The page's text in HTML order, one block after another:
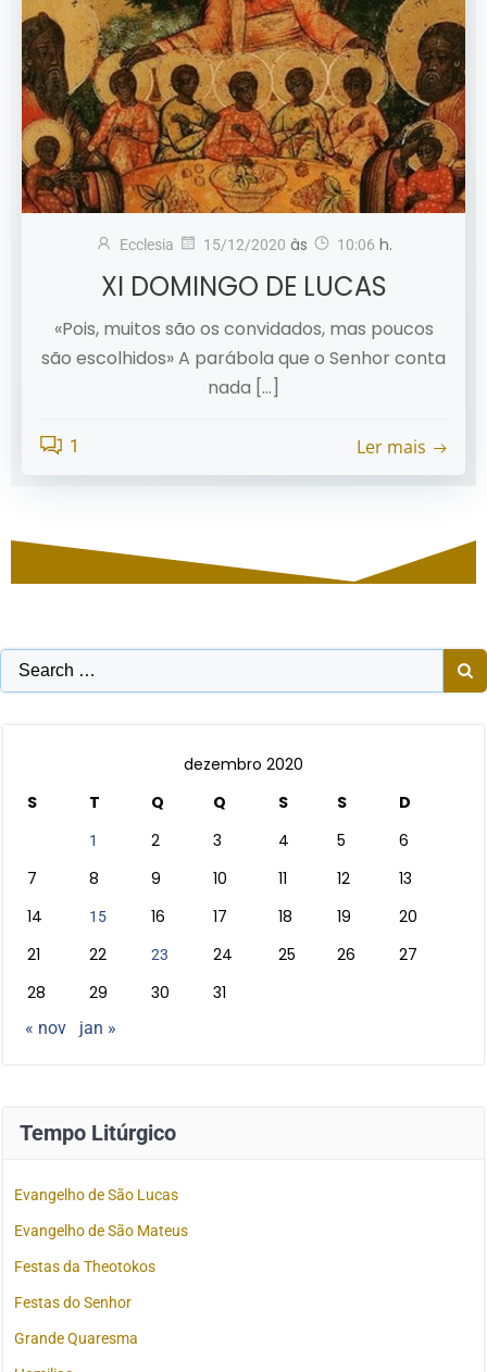
Ecclesia 15/12/2020 às 10:06 h.
XI DOMINGO DE LUCAS
«Pois, muitos são os convidados, mas poucos
são escolhidos» A parábola que o Senhor conta
nada […]
1 Ler mais
Search
for:
dezembro 2020
S
T Q Q S S D
1 2 3 4 5
6
7
8 9 10 11 12
13
14
15 16 17 18 19
20
21
22 23 24 25 26
27
28
29 30 31
« nov jan »
Tempo Litúrgico
Evangelho de São Lucas
Evangelho de São Mateus
Festas da Theotokos
Festas do Senhor
Grande Quaresma